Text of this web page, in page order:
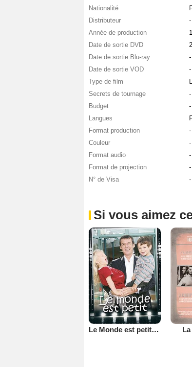
Nationalité
Distributeur
-
Année de production
Date de sortie DVD
Date de sortie Blu-ray
-
Date de sortie VOD
-
Type de film
Secrets de tournage
-
Budget
-
Langues
Format production
-
Couleur
-
Format audio
-
Format de projection
-
N° de Visa
-
Si vous aimez
Le Monde est petit (TV)